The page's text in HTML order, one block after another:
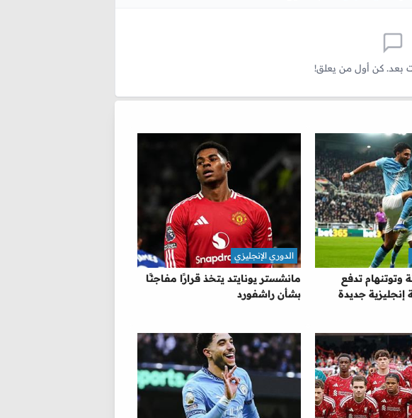
بعد. كن أول من يعلق!
وتوتنهام تدفع
جديدة
مانشستر يونايتد يتخذ قرارًا مفاجئًا
بشأن راشفورد
الدوري الإنجليزي